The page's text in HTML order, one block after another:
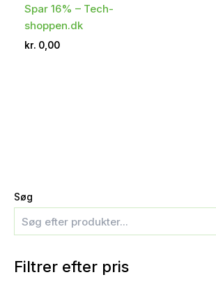
Søg
Filtrer efter pris
Spar 16% – Tech-
shoppen.dk
kr. 0,00